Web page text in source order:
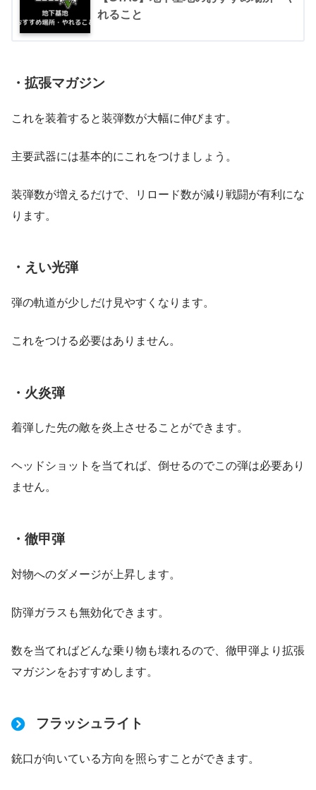
れること
・拡張マガジン
これを装着すると装弾数が大幅に伸びます。
主要武器には基本的にこれをつけましょう。
装弾数が増えるだけで、リロード数が減り戦闘が有利にな
ります。
・えい光弾
弾の軌道が少しだけ見やすくなります。
これをつける必要はありません。
・火炎弾
着弾した先の敵を炎上させることができます。
ヘッドショットを当てれば、倒せるのでこの弾は必要あり
ません。
・徹甲弾
対物へのダメージが上昇します。
防弾ガラスも無効化できます。
数を当てればどんな乗り物も壊れるので、徹甲弾より拡張
マガジンをおすすめします。
フラッシュライト
銃口が向いている方向を照らすことができます。